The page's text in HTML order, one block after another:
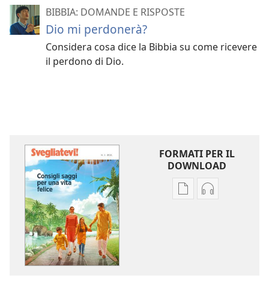
BIBBIA: DOMANDE E RISPOSTE
Dio mi perdonerà?
Considera cosa dice la Bibbia su come ricevere
il perdono di Dio.
FORMATI PER IL
DOWNLOAD
OpzioniOpzioni